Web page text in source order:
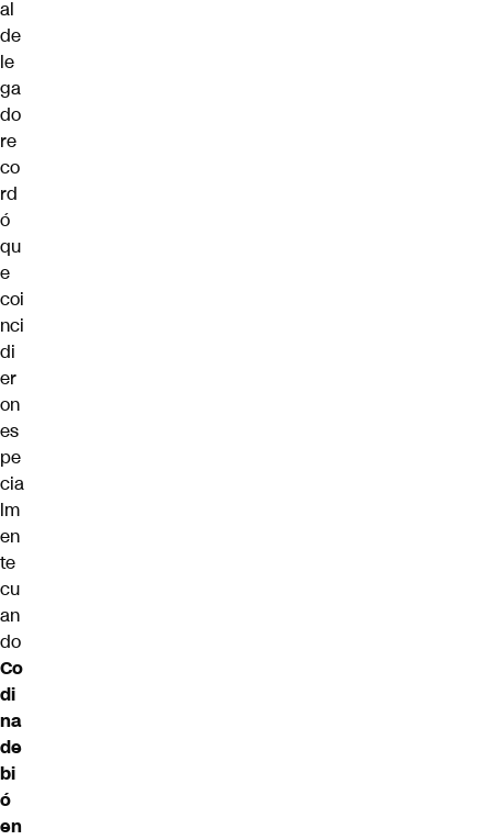
al
de
le
ga
do
re
co
rd
ó
qu
e
coi
nci
di
er
on
es
pe
cia
lm
en
te
cu
an
do
Co
di
na
de
bi
ó
en